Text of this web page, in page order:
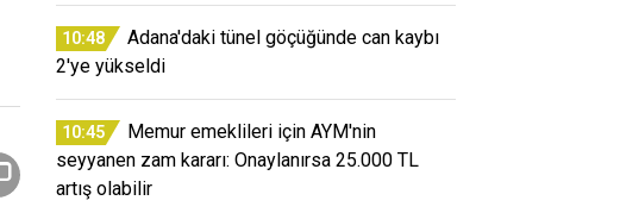
10:48
Adana'daki tünel göçüğünde can kaybı
2'ye yükseldi
10:45
Memur emeklileri için AYM'nin
seyyanen zam kararı: Onaylanırsa 25.000 TL
artış olabilir